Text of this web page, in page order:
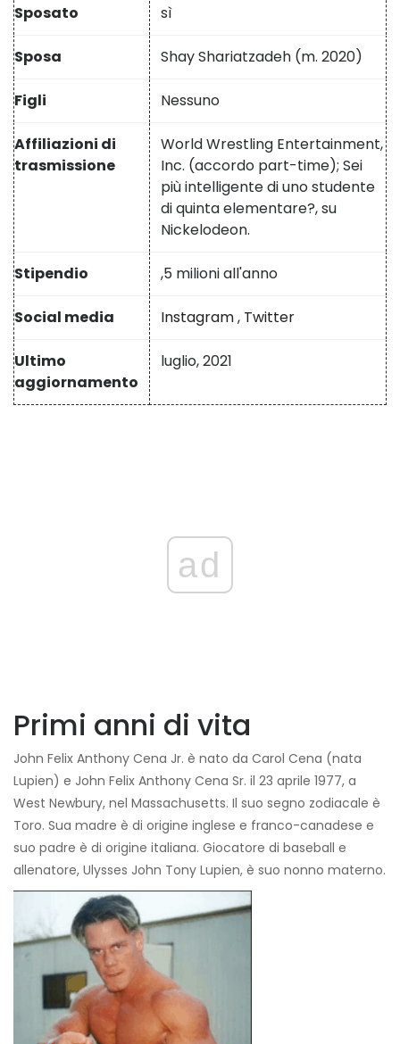
Sposato sì
Sposa Shay Shariatzadeh (m. 2020)
Figli Nessuno
Affiliazioni di
trasmissione
World Wrestling Entertainment,
Inc. (accordo part-time); Sei
più intelligente di uno studente
di quinta elementare?, su
Nickelodeon.
Stipendio ,5 milioni all'anno
Social media Instagram, Twitter
Ultimo
aggiornamento
luglio, 2021
ad
Primi anni di vita
John Felix Anthony Cena Jr. è nato da Carol Cena (nata
Lupien) e John Felix Anthony Cena Sr. il 23 aprile 1977, a
West Newbury, nel Massachusetts. Il suo segno zodiacale è
Toro. Sua madre è di origine inglese e franco-canadese e
suo padre è di origine italiana. Giocatore di baseball e
allenatore, Ulysses John Tony Lupien, è suo nonno materno.